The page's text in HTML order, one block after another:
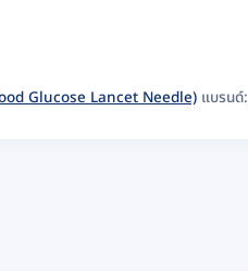
Glucose Lancet Needle) แบรนด์: